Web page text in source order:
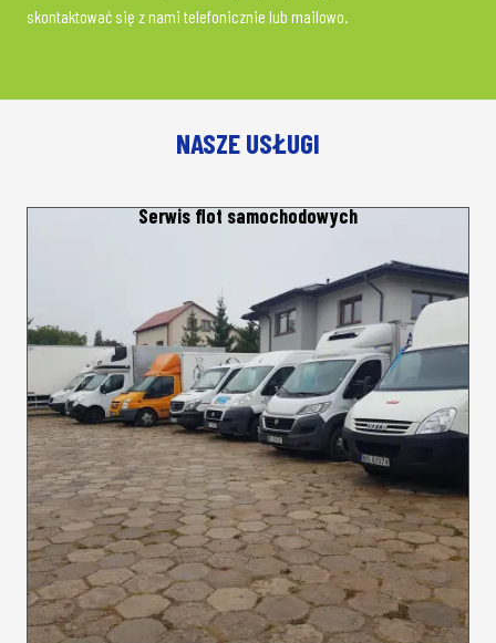
skontaktować się z nami telefonicznie lub mailowo.
NASZE USŁUGI
Wymiana rozrządu